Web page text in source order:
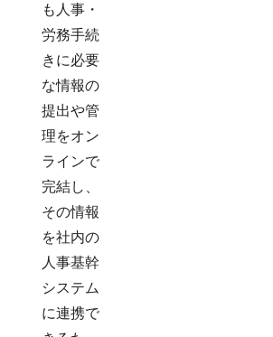
も人事・
労務手続
きに必要
な情報の
提出や管
理をオン
ラインで
完結し、
その情報
を社内の
人事基幹
システム
に連携で